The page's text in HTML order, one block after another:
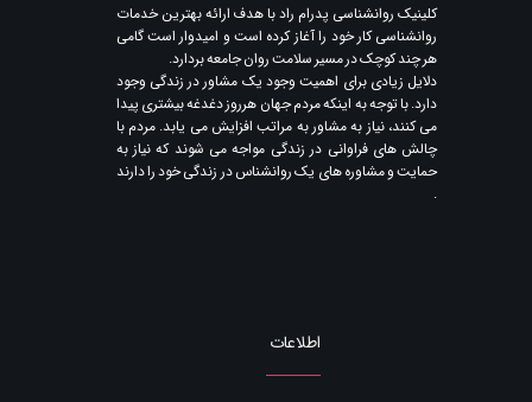
​کلینیک روانشناسی پدرام راد با هدف ارائه بهترین خدمات
روانشناسی کار خود را آغاز کرده است و امیدوار است گامی
هر چند کوچک در مسیر سلامت روان جامعه بردارد.
دلایل زیادی برای اهمیت وجود یک مشاور در زندگی وجود
دارد. با توجه به اینکه مردم جهان هرروز دغدغه بیشتری پیدا
می کنند​​​​​​​، نیاز به مشاور به مراتب افزایش می یابد. مردم با
چالش های فراوانی در زندگی مواجه می شوند که نیاز به
حمایت و مشاوره های یک روانشناس در زندگی خود را دارند​​​​​​​
.
اطلاعات